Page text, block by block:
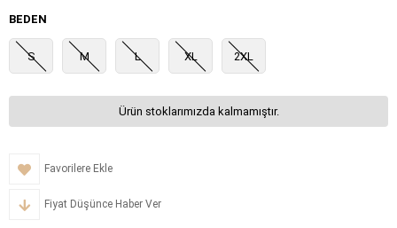
BEDEN
S M L XL 2XL
Ürün stoklarımızda kalmamıştır.
Favorilere Ekle
Fiyat Düşünce Haber Ver